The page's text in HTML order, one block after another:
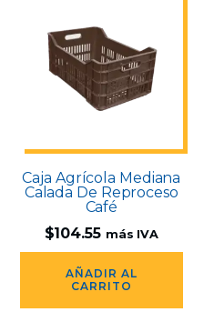
Caja Agrícola Mediana
Calada De Reproceso
Café
$104.55 más IVA
AÑADIR AL
CARRITO